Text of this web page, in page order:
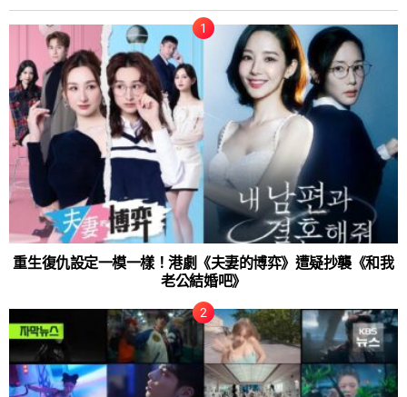
重生復仇設定一模一樣！港劇《夫妻的博弈》遭疑抄襲《和我
老公結婚吧》